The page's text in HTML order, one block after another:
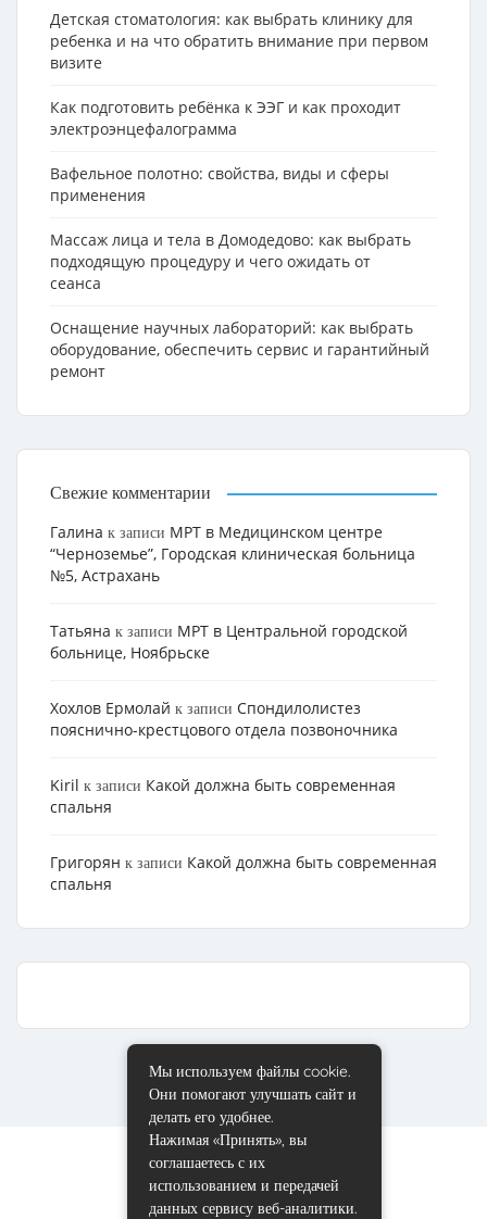
Детская стоматология: как выбрать клинику для
ребенка и на что обратить внимание при первом
визите
Как подготовить ребёнка к ЭЭГ и как проходит
электроэнцефалограмма
Вафельное полотно: свойства, виды и сферы
применения
Массаж лица и тела в Домодедово: как выбрать
подходящую процедуру и чего ожидать от
сеанса
Оснащение научных лабораторий: как выбрать
оборудование, обеспечить сервис и гарантийный
ремонт
Свежие комментарии
Галина к записи МРТ в Медицинском центре
“Черноземье”, Городская клиническая больница
№5, Астрахань
Татьяна к записи МРТ в Центральной городской
больнице, Ноябрьске
Хохлов Ермолай к записи Cпондилолистез
пояснично-крестцового отдела позвоночника
Kiril к записи Какой должна быть современная
спальня
Григорян к записи Какой должна быть современная
спальня
Мы используем файлы cookie.
Они помогают улучшать сайт и
делать его удобнее.
Нажимая «Принять», вы
соглашаетесь с их
использованием и передачей
данных сервису веб-аналитики.